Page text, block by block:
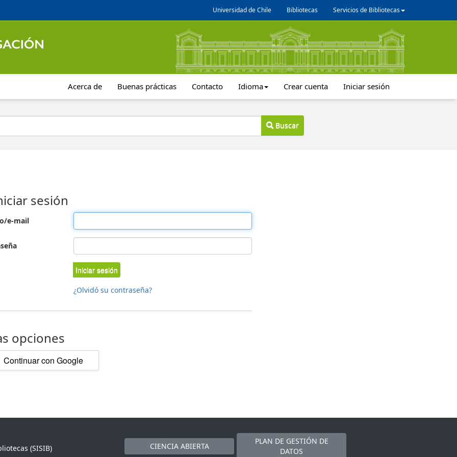
Universidad de Chile Bibliotecas Servicios de Bibliotecas
Acerca de Buenas prácticas Contacto Idioma Crear cuenta Iniciar sesión
Buscar
sesión
e-mail
Iniciar sesión
¿Olvidó su contraseña?
opciones
Continuar con Google
(SISIB)
CIENCIA ABIERTA
PLAN DE GESTIÓN DE
DATOS